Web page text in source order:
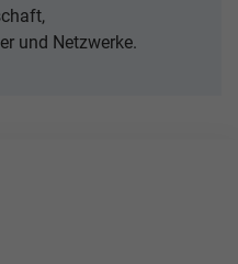
und Netzwerke.